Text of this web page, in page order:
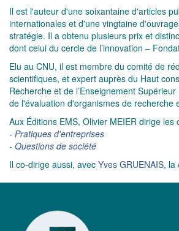
Il est l'auteur d'une soixantaine d'articles
internationales et d'une vingtaine
stratégie. Il a obtenu plusieurs prix et
dont celui du cercle de l’innovation –
Elu au CNU, il est membre du comité de
scientifiques, et expert auprès du Haut
Recherche et de l’Enseignement
de l'évaluation d'organismes de recherche
Aux Éditions EMS, Olivier MEIER dirige les
- Pratiques d'entreprises
- Questions de société
Il co-dirige aussi, avec Yves GRUENAIS, la